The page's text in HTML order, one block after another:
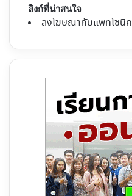
ลิงก์ที่น่าสนใจ
ลงโฆษณากับแพทโซนิค